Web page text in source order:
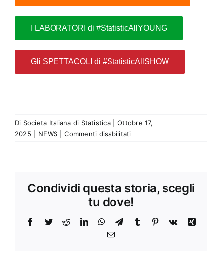
I LABORATORI di #StatisticAllYOUNG
Gli SPETTACOLI di #StatisticAllSHOW
Di Societa Italiana di Statistica
Ottobre 17,
2025
NEWS Commenti disabilitatisu
EVENTI
DI
STATISTICALL!
Condividi questa storia, scegli
tu dove!
Facebook
TwitterRedditLinkedInWhatsApp
TelegramTumblr Pinterest
Vk
Xing
Email